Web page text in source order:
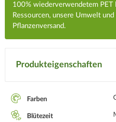
100% wiederverwendetem PET
Ressourcen, unsere Umwelt
Pflanzenversand.
Produkteigenschaften
Farben
Blütezeit